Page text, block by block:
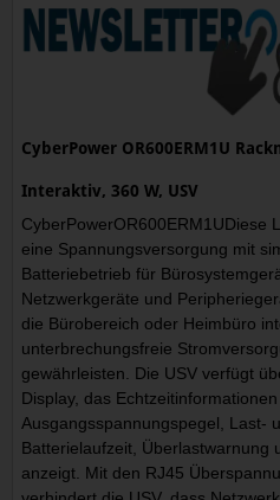
CyberPower OR600ERM1U
Interaktiv, 360 W, USV
CyberPowerOR600ERM1UDiese
eine Spannungsversorgung mit
Batteriebetrieb für
Netzwerkgeräte und
die Bürobereich oder Heimbüro
unterbrechungsfreie
gewährleisten. Die USV verfügt
Display, das
Ausgangsspannungspegel, Last-
Batterielaufzeit, Überlastwarnung
anzeigt. Mit den RJ45